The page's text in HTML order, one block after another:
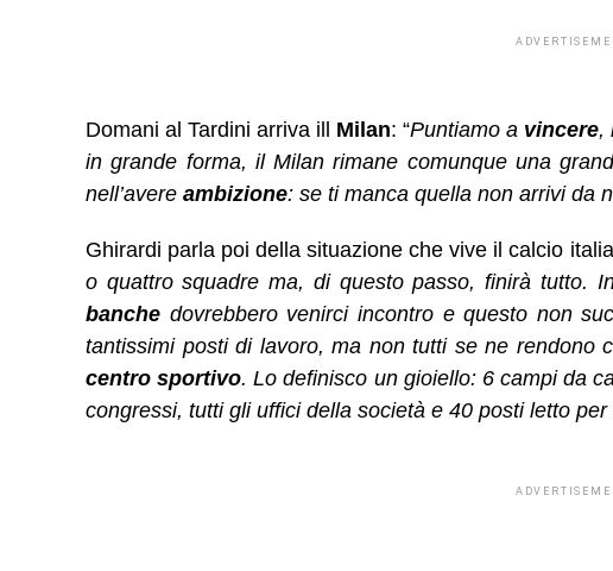
Domani al Tardini arriva ill Milan: “Puntiamo a vincere,
in grande forma, il Milan rimane comunque una
nell’avere ambizione: se ti manca quella non arrivi da
Ghirardi parla poi della situazione che vive il calcio
o quattro squadre ma, di questo passo, finirà tutto.
banche dovrebbero venirci incontro e questo non
tantissimi posti di lavoro, ma non tutti se ne rendono
centro sportivo. Lo definisco un gioiello: 6 campi da
congressi, tutti gli uffici della società e 40 posti letto per